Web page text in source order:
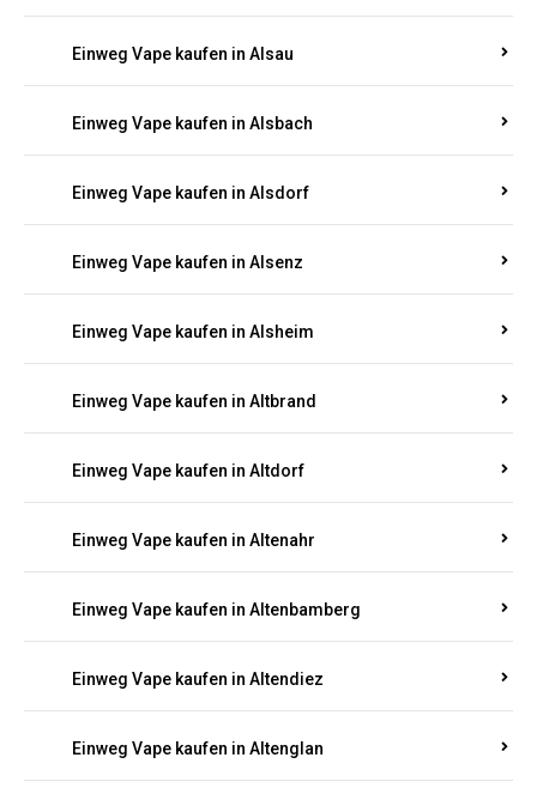
Einweg Vape kaufen in Alsau
Einweg Vape kaufen in Alsbach
Einweg Vape kaufen in Alsdorf
Einweg Vape kaufen in Alsenz
Einweg Vape kaufen in Alsheim
Einweg Vape kaufen in Altbrand
Einweg Vape kaufen in Altdorf
Einweg Vape kaufen in Altenahr
Einweg Vape kaufen in Altenbamberg
Einweg Vape kaufen in Altendiez
Einweg Vape kaufen in Altenglan